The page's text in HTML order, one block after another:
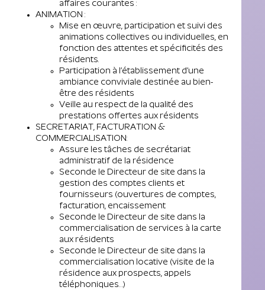
affaires courantes :
ANIMATION :
Mise en œuvre, participation et suivi des
animations collectives ou individuelles, en
fonction des attentes et spécificités des
résidents.
Participation à l’établissement d’une
ambiance conviviale destinée au bien-
être des résidents
Veille au respect de la qualité des
prestations offertes aux résidents
SECRETARIAT, FACTURATION &
COMMERCIALISATION:
Assure les tâches de secrétariat
administratif de la résidence
Seconde le Directeur de site dans la
gestion des comptes clients et
fournisseurs (ouvertures de comptes,
facturation, encaissement
Seconde le Directeur de site dans la
commercialisation de services à la carte
aux résidents
Seconde le Directeur de site dans la
commercialisation locative (visite de la
résidence aux prospects, appels
téléphoniques…)